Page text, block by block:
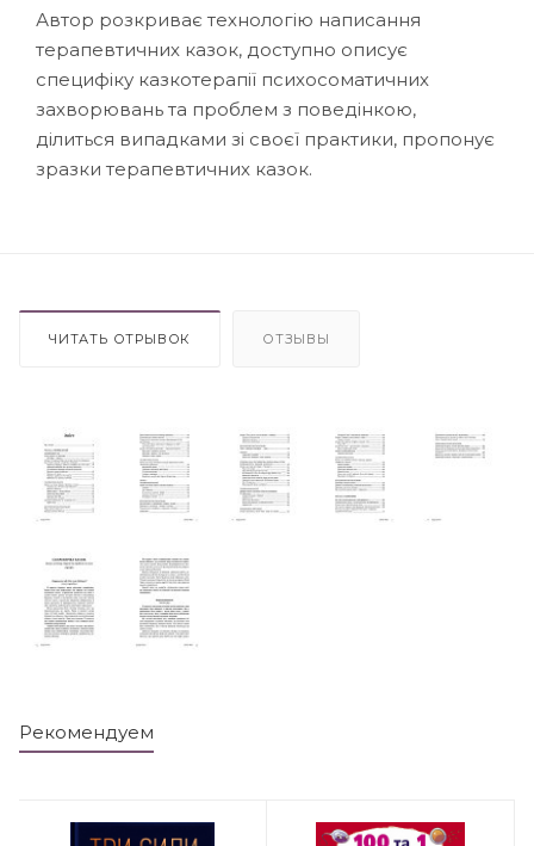
Автор розкриває технологію написання
терапевтичних казок, доступно описує
специфіку казкотерапії психосоматичних
захворювань та проблем з поведінкою,
ділиться випадками зі своєї практики, пропонує
зразки терапевтичних казок.
ЧИТАТЬ ОТРЫВОК ОТЗЫВЫ
Рекомендуем